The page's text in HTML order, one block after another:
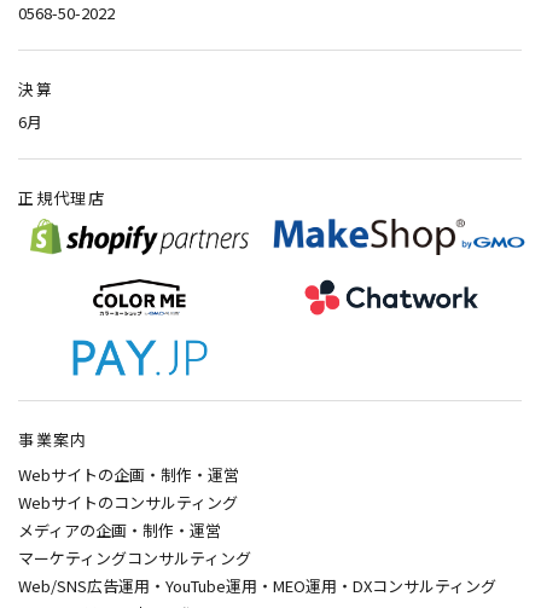
0568-50-2022
決算
6月
正規代理店
事業案内
Webサイトの企画・制作・運営
Webサイトのコンサルティング
メディアの企画・制作・運営
マーケティングコンサルティング
Web/SNS広告運用・YouTube運用・MEO運用・DXコンサルティング